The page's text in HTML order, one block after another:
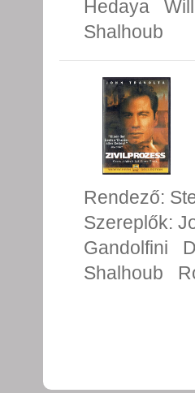
Hedaya
Shalhoub
Rendező:
Szereplők:
Gandolfini
Shalhoub